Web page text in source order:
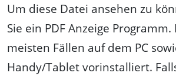
Um diese Datei ansehen zu
Sie ein PDF Anzeige
meisten Fällen auf dem PC
Handy/Tablet vorinstalliert.